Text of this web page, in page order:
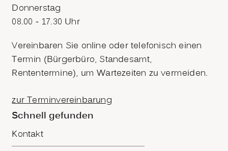
Donnerstag
08.00 - 17.30 Uhr
Vereinbaren Sie online oder telefonisch einen
Termin (Bürgerbüro, Standesamt,
Rententermine), um Wartezeiten zu vermeiden.
zur Terminvereinbarung
Schnell gefunden
Kontakt